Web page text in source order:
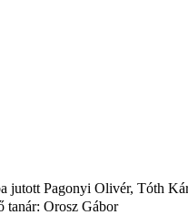
jutott Pagonyi Olivér, Tóth
tanár: Orosz Gábor